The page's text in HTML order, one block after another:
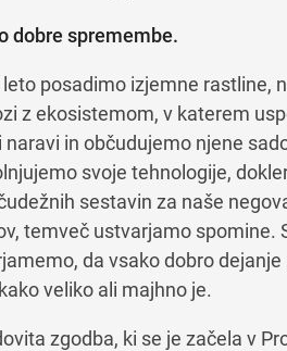
dobre spremembe.
posadimo izjemne rastline,
z ekosistemom, v katerem
naravi in občudujemo njene
svoje tehnologije,
sestavin za naše
temveč ustvarjamo spomine.
da vsako dobro
veliko ali majhno je.
zgodba, ki se je začela v